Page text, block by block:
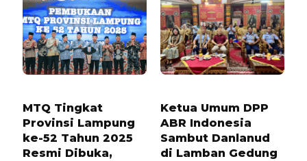
MTQ Tingkat
Provinsi Lampung
ke-52 Tahun 2025
Resmi Dibuka,
Ketua Umum DPP
ABR Indonesia
Sambut Danlanud
di Lamban Gedung